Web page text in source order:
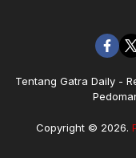
Tentang Gatra Daily
Copyright © 2026.